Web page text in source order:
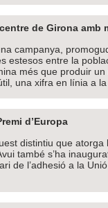
de Girona
campanya,
estesos entre la
més que produir
una xifra en línia a
d’Europa
distintiu que atorga
també s’ha
de l’adhesió a la